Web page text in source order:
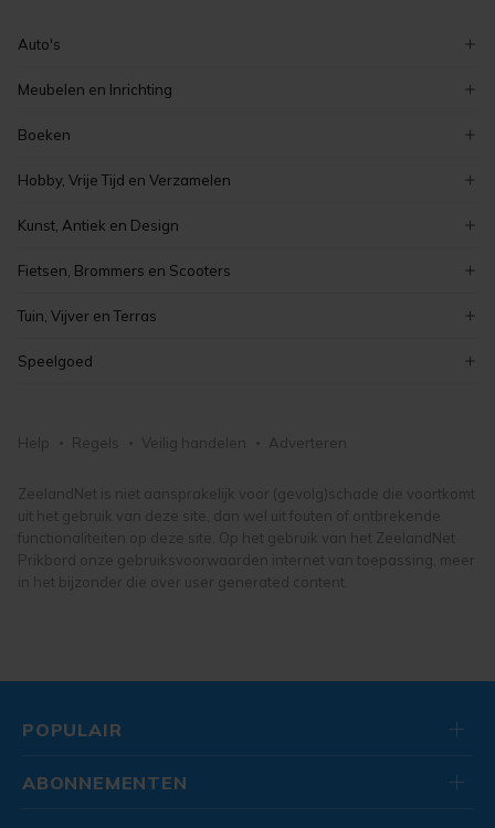
Auto's
volkswagen
peugeot
renault
Meubelen en Inrichting
decoratie
stoelen
tafels
Boeken
zeeuwse boeken
romans en literatuur
kinderboeken
Hobby, Vrije Tijd en Verzamelen
verzamelen
koken en bakken
kaarten maken en knutselen
Kunst, Antiek en Design
curiosa en brocante
antiek
vintage
Fietsen, Brommers en Scooters
elektrische fietsen
damesfietsen
Tuin, Vijver en Terras
tuinmeubelen
tuingereedschap
Speelgoed
speelgoed
buitenspeelgoed
Help Regels Veilig handelen Adverteren
ZeelandNet is niet aansprakelijk voor (gevolg)schade die voortkomt
uit het gebruik van deze site, dan wel uit fouten of ontbrekende
functionaliteiten op deze site. Op het gebruik van het ZeelandNet
Prikbord onze gebruiksvoorwaarden internet van toepassing, meer
in het bijzonder die over user generated content.
POPULAIR
ABONNEMENTEN